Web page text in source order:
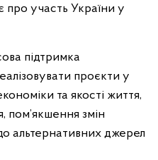
про участь України у
підтримка
проєкти у
та якості життя,
пом’якшення змін
альтернативних джерел